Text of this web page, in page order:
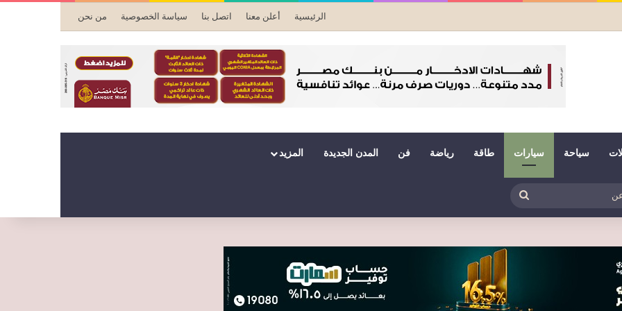
الرئيسية أعلن معنا اتصل بنا سياسة الخصوصية من نحن
سياحة سيارات طاقة رياضة فن المدن الجديدة المزيد
عن